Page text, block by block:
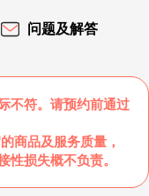
问题及解答
不符。请预约前通过
商品及服务质量，
性损失概不负责。